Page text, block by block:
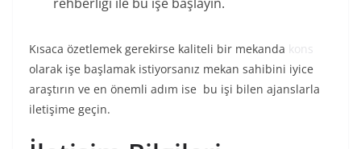
Kısaca özetlemek gerekirse kaliteli bir mekanda kons
olarak işe başlamak istiyorsanız mekan sahibini iyice
araştırın ve en önemli adım ise bu işi bilen ajanslarla
iletişime geçin.